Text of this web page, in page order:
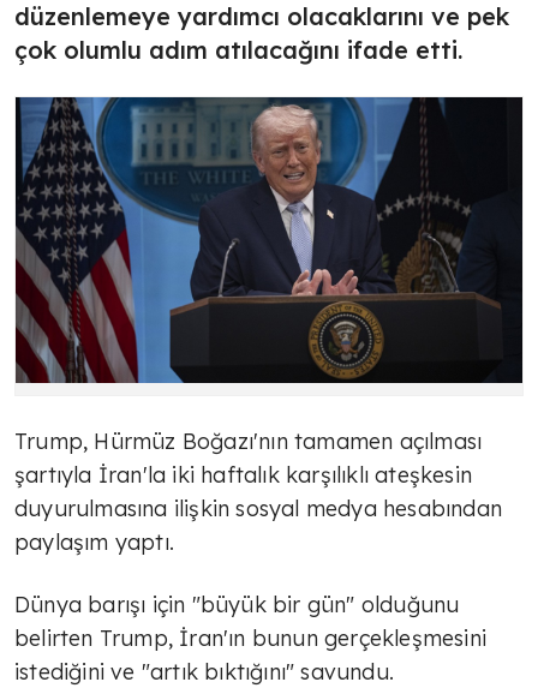
düzenlemeye yardımcı olacaklarını ve pek
çok olumlu adım atılacağını ifade etti.
Trump, Hürmüz Boğazı'nın tamamen açılması
şartıyla İran'la iki haftalık karşılıklı ateşkesin
duyurulmasına ilişkin sosyal medya hesabından
paylaşım yaptı.
Dünya barışı için "büyük bir gün" olduğunu
belirten Trump, İran'ın bunun gerçekleşmesini
istediğini ve "artık bıktığını" savundu.